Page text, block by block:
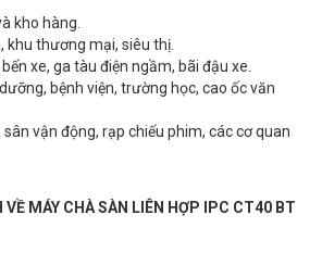
kho hàng.
thương mại, siêu thị.
xe, ga tàu điện ngầm, bãi đậu xe.
bệnh viện, trường học, cao ốc văn
vận động, rạp chiếu phim, các cơ quan
MÁY CHÀ SÀN LIÊN HỢP IPC CT40 BT